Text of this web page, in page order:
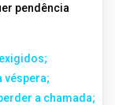
pendência
véspera;
a chamada;